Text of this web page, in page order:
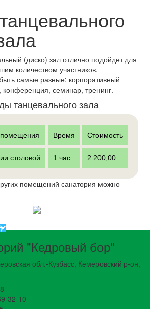
(диско) зал отлично подойдет для
количеством участников.
самые разные: корпоративный
конференция, семинар, тренинг.
танцевального зала
Время Стоимость
столовой 1 час 2 200,00
помещений санатория можно
"Кедровый бор"
обл.-Кузбасс, Кемеровский р-он,
32-10